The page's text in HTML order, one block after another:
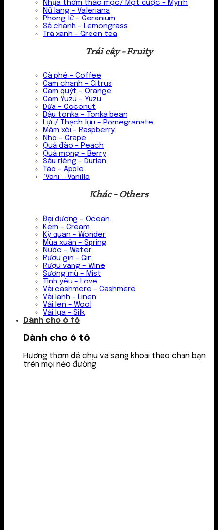
Nhựa thơm thảo mộc/ Một dược – Myrrh
Nữ lang – Valeriana
Phong lữ – Geranium
Sả chanh – Lemongrass
Trà xanh – Green tea
Trái cây - Fruity
Cà phê – Coffee
Cam chanh – Citrus
Cam quýt – Orange
Cam Yuzu – Yuzu
Dừa – Coconut
Đậu tonka – Tonka bean
Lựu/ Thạch lựu – Pomegranate
Mâm xôi – Raspberry
Nho – Grape
Quả đào – Peach
Quả mọng – Berry
Sầu riêng – Durian
Táo – Apple
`Vani – Vanilla
Khác - Others
Đại dương – Ocean
Kem – Cream
Kỳ quan – Wonder
Mùa xuân – Spring
Nước – Water
Rượu gin – Gin
Rượu vang – Wine
Sương mù – Mist
Tình yêu – Love
Vải cashmere – Cashmere
Vải lanh – Linen
Vải len – Wool
Vải lụa – Silk
Dành cho ô tô
Dành cho ô tô
Hương thơm dễ chịu và sảng khoái theo chân bạn
trên mọi nẻo đường